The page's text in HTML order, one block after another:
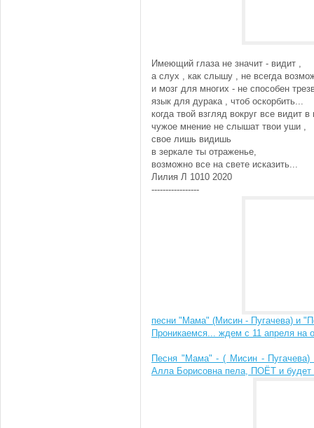
Имеющий глаза не значит - видит ,
а слух , как слышу , не всегда
и мозг для многих - не способен
язык для дурака , чтоб оскорбить...
когда твой взгляд вокруг все видит
чужое мнение не слышат твои уши ,
свое лишь видишь
в зеркале ты отраженье,
возможно все на свете исказить...
Лилия Л 1010 2020
-----------------
песни "Мама" (Мисин - Пугачева) и
Проникаемся... ждем с 11 апреля на
Песня "Мама" - ( Мисин - Пугачева)
Алла Борисовна пела, ПОЁТ и будет